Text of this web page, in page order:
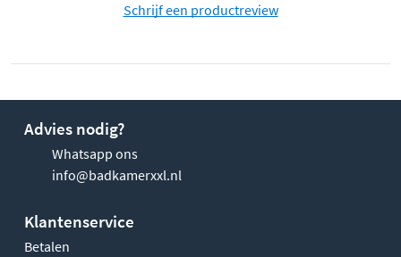
Schrijf een productreview
Advies nodig?
Whatsapp ons
info@badkamerxxl.nl
Klantenservice
Betalen